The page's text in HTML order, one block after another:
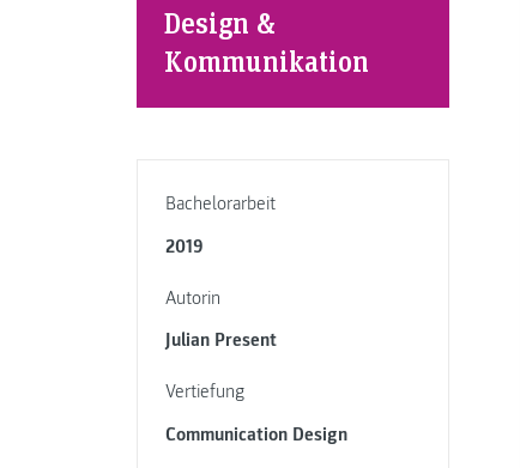
Design &
Kommunikation
Bachelorarbeit
2019
Autorin
Julian Present
Vertiefung
Communication Design